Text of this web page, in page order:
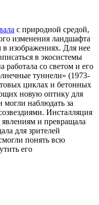
с природной средой,
изменения ландшафта
изображениях. Для нее
в экосистемы
работала со светом и его
туннели» (1973-
циклах и бетонных
новую оптику для
могли наблюдать за
Инсталляция
и превращала
для зрителей
понять всю
его